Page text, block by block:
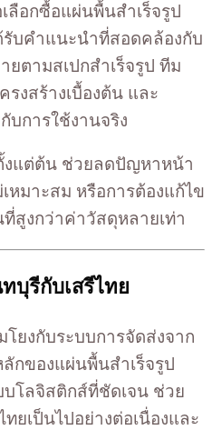
ลือกซื้อแผ่นพื้นสำเร็จรูป
รับคำแนะนำที่สอดคล้องกับ
ยตามสเปกสำเร็จรูป ทีม
งสร้างเบื้องต้น และ
การใช้งานจริง
งแต่ต้น ช่วยลดปัญหาหน้า
หมาะสม หรือการต้องแก้ไข
สูงกว่าค่าวัสดุหลายเท่า
บุรีกับเสรีไทย
ยงกับระบบการจัดส่งจาก
กของแผ่นพื้นสำเร็จรูป
โลจิสติกส์ที่ชัดเจน ช่วย
ยเป็นไปอย่างต่อเนื่องและ